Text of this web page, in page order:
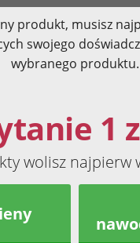
produkt, musisz
swojego
wybranego produktu.
1
wolisz najpierw